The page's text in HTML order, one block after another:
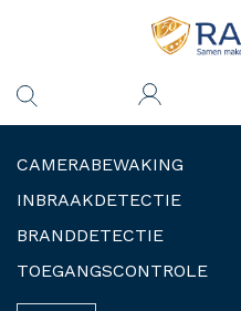
CAMERABEWAKING
INBRAAKDETECTIE
BRANDDETECTIE
TOEGANGSCONTROLE